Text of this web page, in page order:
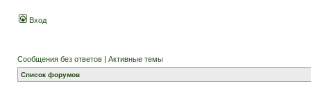
Вход
Сообщения без ответов | Активные темы
Список форумов